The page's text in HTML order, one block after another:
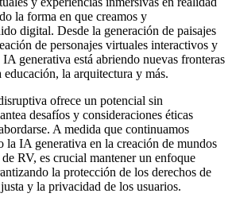
la forma en que creamos y
digital. Desde la generación de paisajes
de personajes virtuales interactivos y
generativa está abriendo nuevas fronteras
la arquitectura y más.
ofrece un potencial sin
desafíos y consideraciones éticas
A medida que continuamos
la IA generativa en la creación de mundos
RV, es crucial mantener un enfoque
la protección de los derechos de
y la privacidad de los usuarios.